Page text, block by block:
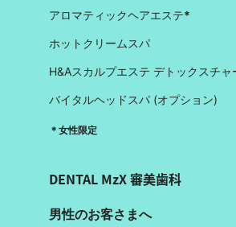
アロマティックヘアエステ*
ホットクリームスパ
H&Aスカルプエステ デトックスチャ
バイタルヘッドスパ (オプション)
＊女性限定
DENTAL MzX 審美歯科
男性のお客さまへ